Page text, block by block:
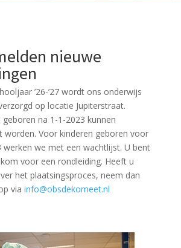
nieuwe
’26-’27 wordt ons onderwijs
op locatie Jupiterstraat.
geboren na 1-1-2023 kunnen
worden. Voor kinderen geboren voor
werken we met een wachtlijst. U bent
voor een rondleiding. Heeft u
het plaatsingsproces, neem dan
via info@obsdekomeet.nl